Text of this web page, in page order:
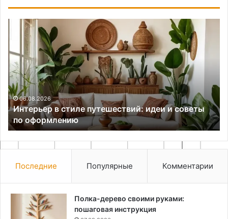
Интерьер
стиле
путешествий:
идеи
и
советы
по
оформлению
06.08.2026
Интерьер в стиле путешествий: идеи и советы
по оформлению
Последние Популярные Комментарии
Полка-дерево своими руками:
пошаговая инструкция